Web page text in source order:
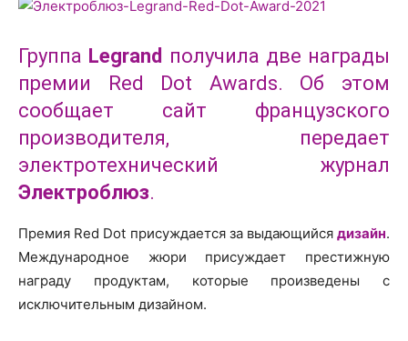
Группа Legrand получила две награды
премии Red Dot Awards. Об этом
сообщает сайт французского
производителя, передает
электротехнический журнал
Электроблюз.
Премия Red Dot присуждается за выдающийся дизайн.
Международное жюри присуждает престижную
награду продуктам, которые произведены с
исключительным дизайном.